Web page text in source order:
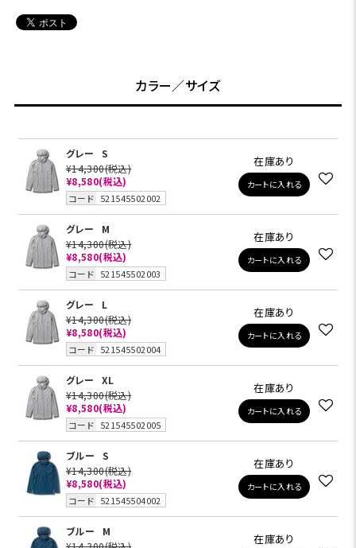
カラー／サイズ
グレー
S
¥14,300(税込)
¥8,580(税込)
コード 521545502002
在庫あり
カートに入れる
グレー
M
¥14,300(税込)
¥8,580(税込)
コード 521545502003
在庫あり
カートに入れる
グレー
L
¥14,300(税込)
¥8,580(税込)
コード 521545502004
在庫あり
カートに入れる
グレー
XL
¥14,300(税込)
¥8,580(税込)
コード 521545502005
在庫あり
カートに入れる
ブルー
S
¥14,300(税込)
¥8,580(税込)
コード 521545504002
在庫あり
カートに入れる
ブルー
M
在庫あり